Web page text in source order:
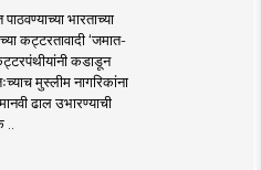
भारताच्या
कट्टरतावादी ‘जमात-
कडाडून
मुस्लीम नागरिकांना
ढाल उभारण्याची